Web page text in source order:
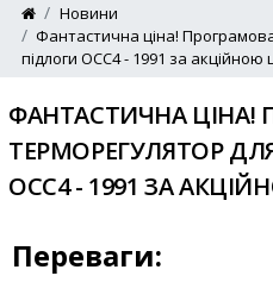
Новини
Фантастична ціна!
підлоги ОСС4 - 1991 за акційною
ФАНТАСТИЧНА
ТЕРМОРЕГУЛЯТОР
ОСС4 - 1991 ЗА
Переваги: